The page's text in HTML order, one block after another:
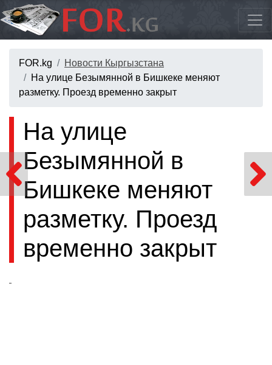
FOR.kg
Новости Кыргызстана
На улице Безымянной в Бишкеке меняют
разметку. Проезд временно закрыт
На улице
Безымянной в
Бишкеке меняют
разметку. Проезд
временно закрыт